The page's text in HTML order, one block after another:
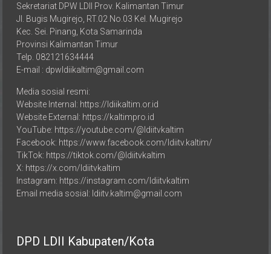
Jl. Bugis Mugirejo, RT.02 No.03 Kel. Mugirejo
Kec. Sei. Pinang, Kota Samarinda
Provinsi Kalimantan Timur
Telp. 082121634444
E-mail : dpwldiikaltim@gmail.com
Website Internal: https://ldiikaltim.or.id
Website External: https://kaltimpro.id
YouTube: https://youtube.com/@ldiitvkaltim
Facebook: https://www.facebook.com/ldiitv.kaltim/
TikTok: https://tiktok.com/@ldiitvkaltim
X: https://x.com/ldiitvkaltim
Instagram: https://instagram.com/ldiitvkaltim
Email media sosial: ldiitv.kaltim@gmail.com